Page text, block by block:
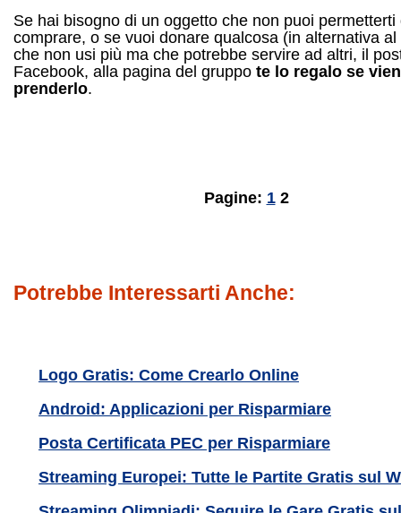
Se hai bisogno di un oggetto che non puoi permetterti
comprare, o se vuoi donare qualcosa (in alternativa al
che non usi più ma che potrebbe servire ad altri, il
Facebook, alla pagina del gruppo te lo regalo se
prenderlo.
Pagine: 12
Potrebbe Interessarti Anche:
Logo Gratis: Come Crearlo Online
Android: Applicazioni per Risparmiare
Posta Certificata PEC per Risparmiare
Streaming Europei: Tutte le Partite Gratis sul